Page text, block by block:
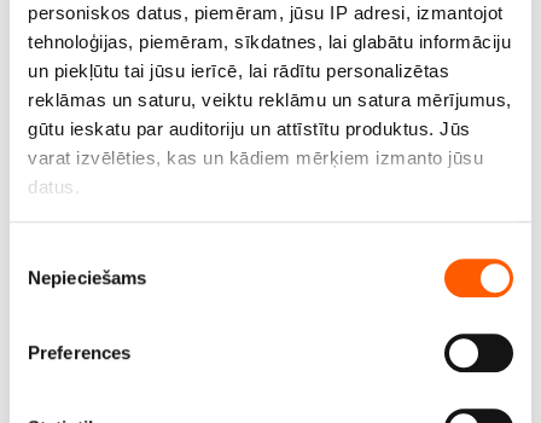
personiskos datus, piemēram, jūsu IP adresi, izmantojot
tehnoloģijas, piemēram, sīkdatnes, lai glabātu informāciju
un piekļūtu tai jūsu ierīcē, lai rādītu personalizētas
reklāmas un saturu, veiktu reklāmu un satura mērījumus,
gūtu ieskatu par auditoriju un attīstītu produktus. Jūs
varat izvēlēties, kas un kādiem mērķiem izmanto jūsu
datus.
apkopot informāciju par jūsu ģeogrāfisko
Identificēt ierīci, veicot aktīvu skenēšanu, lai
izvēle
Nepieciešams
Preferences
Tents-pārklājs 4 x 6 m, 175 g/m2. Bezmaksas
piegāde
Cena līdz 38.40€ *